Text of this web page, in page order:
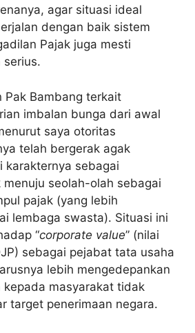
agar situasi ideal
dengan baik sistem
Pajak juga mesti
serius.
Pak Bambang terkait
imbalan bunga dari awal
saya otoritas
telah bergerak agak
karakternya sebagai
menuju seolah-olah sebagai
pajak (yang lebih
lembaga swasta). Situasi ini
“corporate value” (nilai
sebagai pejabat tata usaha
lebih mengedepankan
kepada masyarakat tidak
target penerimaan negara.